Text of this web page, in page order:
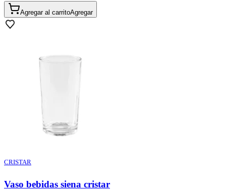
Agregar al carritoAgregar
CRISTAR
Vaso bebidas siena cristar